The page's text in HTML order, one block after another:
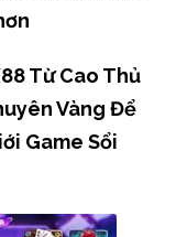
Từ Cao Thủ
Vàng Để
Game Sổi